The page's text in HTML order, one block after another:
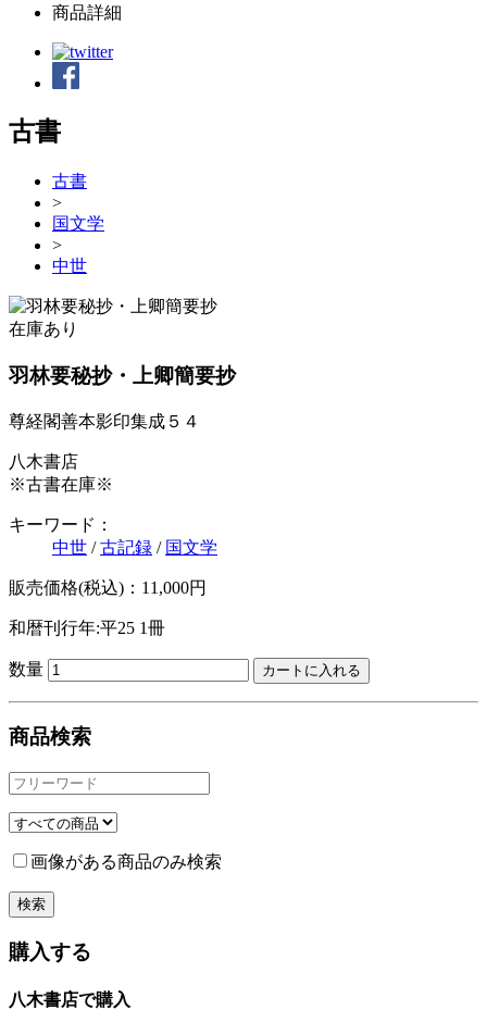
商品詳細
古書
古書
>
国文学
>
中世
在庫あり
羽林要秘抄・上卿簡要抄
尊経閣善本影印集成５４
八木書店
※古書在庫※
キーワード：
中世 /古記録 / 国文学
販売価格(税込)：11,000円
和暦刊行年:平25 1冊
数量
商品検索
画像がある商品のみ検索
購入する
八木書店で購入